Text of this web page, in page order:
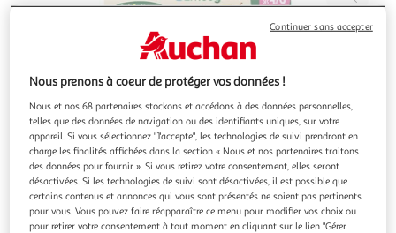
à
5.0 (1)
Nous prenons à coeur de protéger vos données !
Nous et nos 68 partenaires stockons et accédons à des données personnelles,
telles que des données de navigation ou des identifiants uniques, sur votre
appareil. Si vous sélectionnez "J'accepte", les technologies de suivi prendront en
charge les finalités affichées dans la section « Nous et nos partenaires traitons
des données pour fournir ». Si vous retirez votre consentement, elles seront
désactivées. Si les technologies de suivi sont désactivées, il est possible que
certains contenus et annonces qui vous sont présentés ne soient pas pertinents
pour vous. Vous pouvez faire réapparaître ce menu pour modifier vos choix ou
pour retirer votre consentement à tout moment en cliquant sur le lien "Gérer
Continuer sans accepter